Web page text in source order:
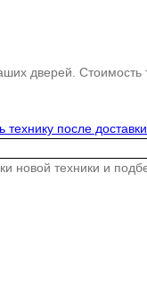
дверей. Стоимость
технику после
новой техники и